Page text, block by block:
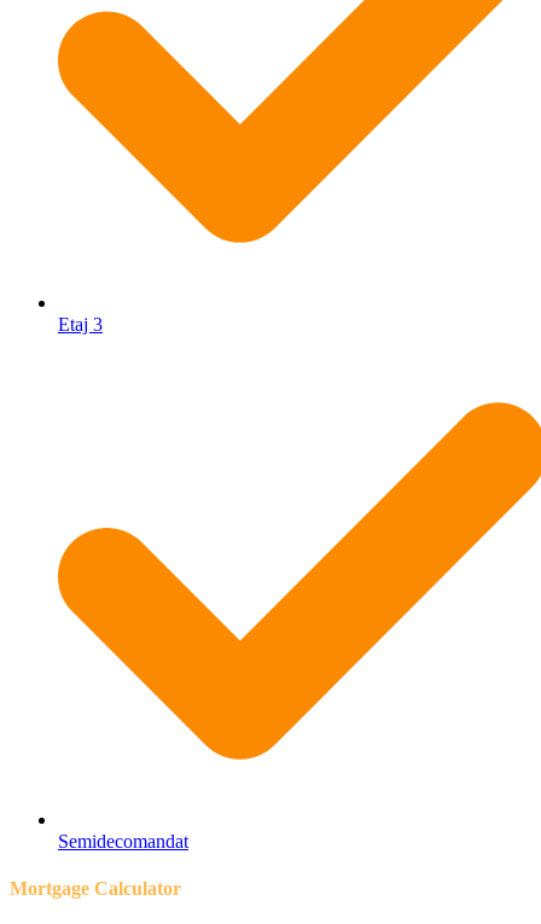
Etaj 3
Semidecomandat
Mortgage Calculator